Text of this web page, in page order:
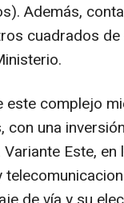
Además,
cuadrados
este complejo
con una
Este, en